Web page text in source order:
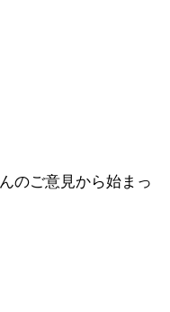
のご意見から始まっ